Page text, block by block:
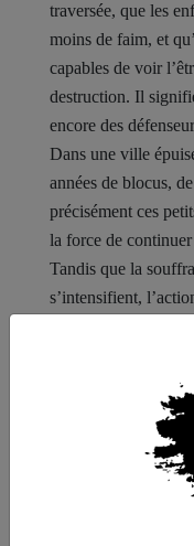
traversée, que les
moins de faim, et
capables de voir
destruction. Il
encore des
Dans une ville
années de blocus,
précisément ces
la force de
Tandis que la
s’intensifient,
de la vie dans la
Distribution de
https://